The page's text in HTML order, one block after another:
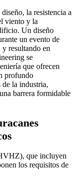
la resistencia a
viento y la
Un diseño
un evento de
resultando en
se
que ofrecen
profundo
la industria,
barrera formidable
que incluyen
los requisitos de